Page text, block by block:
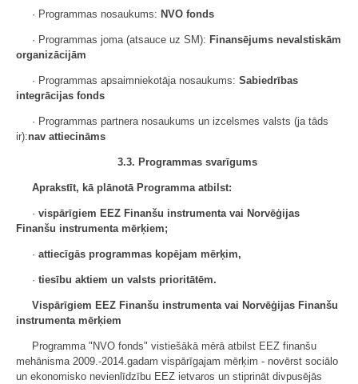
· Programmas nosaukums: NVO fonds
· Programmas joma (atsauce uz SM): Finansējums nevalstiskām
organizācijām
· Programmas apsaimniekotāja nosaukums: Sabiedrības
integrācijas fonds
· Programmas partnera nosaukums un izcelsmes valsts (ja tāds
ir):nav attiecināms
3.3. Programmas svarīgums
Aprakstīt, kā plānotā Programma atbilst:
· vispārīgiem EEZ Finanšu instrumenta vai Norvēģijas
Finanšu instrumenta mērķiem;
· attiecīgās programmas kopējam mērķim,
· tiesību aktiem un valsts prioritātēm.
Vispārīgiem EEZ Finanšu instrumenta vai Norvēģijas Finanšu
instrumenta mērķiem
Programma "NVO fonds" vistiešākā mērā atbilst EEZ finanšu
mehānisma 2009.-2014.gadam vispārīgajam mērķim - novērst sociālo
un ekonomisko nevienlīdzību EEZ ietvaros un stiprināt divpusējās